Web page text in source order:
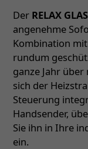
Der RELAX
angenehme
Kombination
rundum
ganze Jahr
sich der
Steuerung
Handsender,
Sie ihn in Ihre
ein.